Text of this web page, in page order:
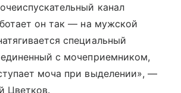
канал
он так — на мужской
специальный
с мочеприемником,
моча при выделении», —
Цветков.